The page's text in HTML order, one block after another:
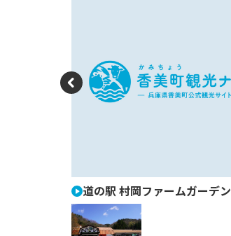
P
o
u
s
道の駅 村岡ファームガーデン